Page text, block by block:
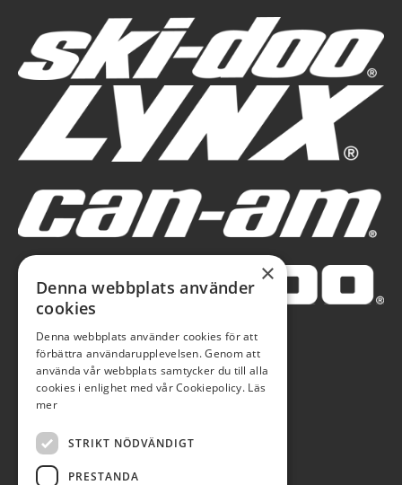
×
Denna webbplats använder
cookies
Denna webbplats använder cookies för att
förbättra användarupplevelsen. Genom att
använda vår webbplats samtycker du till alla
cookies i enlighet med vår Cookiepolicy. Läs
mer
STRIKT NÖDVÄNDIGT
PRESTANDA